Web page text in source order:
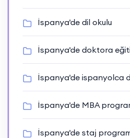
İspanya'de dil okulu
İspanya'de doktora
İspanya'de ispanyolca
İspanya'de MBA
İspanya'de staj